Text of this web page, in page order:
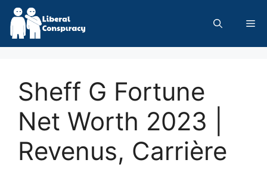
Skip
content
Sheff G Fortune
Net Worth 2023 |
Revenus, Carrière